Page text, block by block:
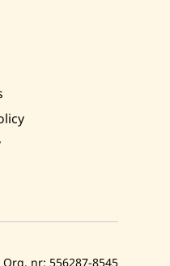
Org. nr: 556287-8545